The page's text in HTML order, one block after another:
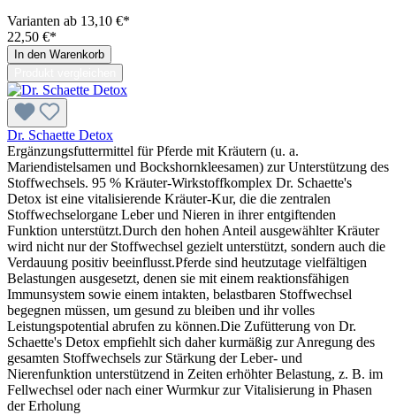
Varianten ab 13,10 €*
22,50 €*
In den Warenkorb
Dr. Schaette Detox
Ergänzungsfuttermittel für Pferde mit Kräutern (u. a.
Mariendistelsamen und Bockshornkleesamen) zur Unterstützung des
Stoffwechsels. 95 % Kräuter-Wirkstoffkomplex Dr. Schaette's
Detox ist eine vitalisierende Kräuter-Kur, die die zentralen
Stoffwechselorgane Leber und Nieren in ihrer entgiftenden
Funktion unterstützt.Durch den hohen Anteil ausgewählter Kräuter
wird nicht nur der Stoffwechsel gezielt unterstützt, sondern auch die
Verdauung positiv beeinflusst.Pferde sind heutzutage vielfältigen
Belastungen ausgesetzt, denen sie mit einem reaktionsfähigen
Immunsystem sowie einem intakten, belastbaren Stoffwechsel
begegnen müssen, um gesund zu bleiben und ihr volles
Leistungspotential abrufen zu können.Die Zufütterung von Dr.
Schaette's Detox empfiehlt sich daher kurmäßig zur Anregung des
gesamten Stoffwechsels zur Stärkung der Leber- und
Nierenfunktion unterstützend in Zeiten erhöhter Belastung, z. B. im
Fellwechsel oder nach einer Wurmkur zur Vitalisierung in Phasen
der Erholung